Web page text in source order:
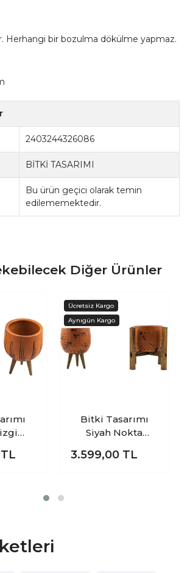
Herhangi bir bozulma dökülme yapmaz.
2403244326086
BİTKİ TASARIMI
Bu ürün geçici olarak temin
edilememektedir.
Diğer Ürünler
TL
Bitki Tasarımı
Siyah Nokta
Toprak Saksı
3.599,00 TL